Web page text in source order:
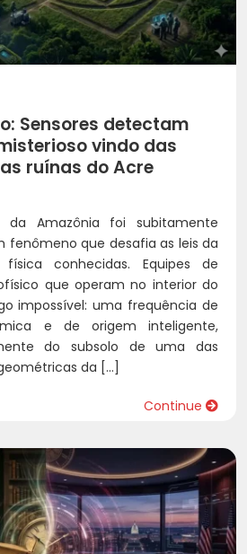
Sensores detectam
vindo das
ruínas do Acre
da Amazônia foi subitamente
fenômeno que desafia as leis da
conhecidas. Equipes de
que operam no interior do
impossível: uma frequência de
e de origem inteligente,
do subsolo de uma das
da […]
Continue